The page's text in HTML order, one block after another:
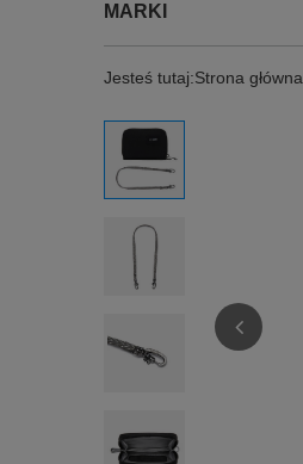
MARKI
Jesteś tutaj:Strona główna